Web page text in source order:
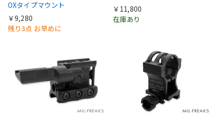
OXタイプマウント
￥9,280
残り3点 お早めに
￥11,800
在庫あり